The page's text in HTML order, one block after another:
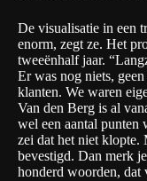
De visualisatie in een
enorm, zegt ze. Het
tweeënhalf jaar.
Er was nog niets,
klanten. We waren
Van den Berg is al
wel een aantal punten
zei dat het niet klopte.
bevestigd. Dan merk
honderd woorden, dat